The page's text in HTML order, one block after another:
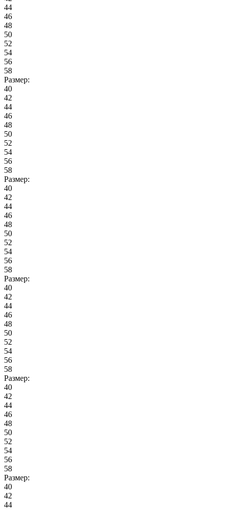
44
46
48
50
52
54
56
58
Размер:
40
42
44
46
48
50
52
54
56
58
Размер:
40
42
44
46
48
50
52
54
56
58
Размер:
40
42
44
46
48
50
52
54
56
58
Размер:
40
42
44
46
48
50
52
54
56
58
Размер:
40
42
44